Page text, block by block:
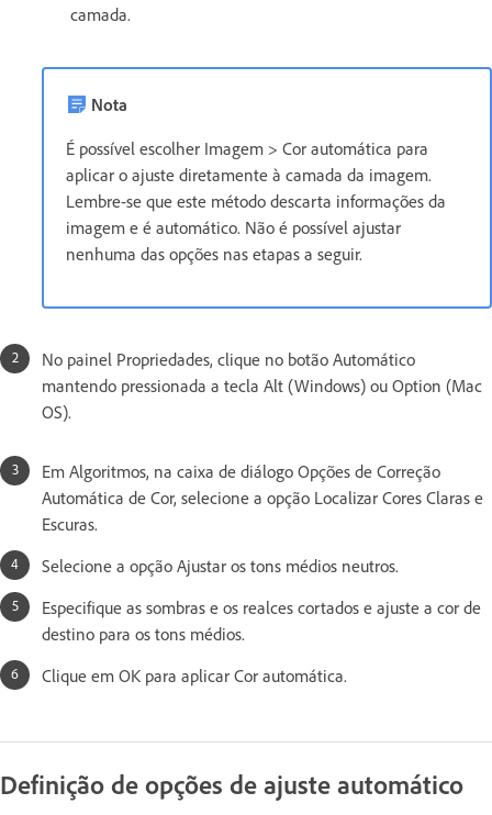
camada.
Nota
É possível escolher Imagem > Cor automática para
aplicar o ajuste diretamente à camada da imagem.
Lembre-se que este método descarta informações da
imagem e é automático. Não é possível ajustar
nenhuma das opções nas etapas a seguir.
No painel Propriedades, clique no botão Automático
mantendo pressionada a tecla Alt (Windows) ou Option (Mac
OS).
Em Algoritmos, na caixa de diálogo Opções de Correção
Automática de Cor, selecione a opção Localizar Cores Claras e
Escuras.
Selecione a opção Ajustar os tons médios neutros.
Especifique as sombras e os realces cortados e ajuste a cor de
destino para os tons médios.
Clique em OK para aplicar Cor automática.
Definição de opções de ajuste automático